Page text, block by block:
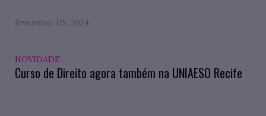
fevereiro. 05, 2024
NOVIDADE
Curso de Direito agora também na UNIAESO Recife